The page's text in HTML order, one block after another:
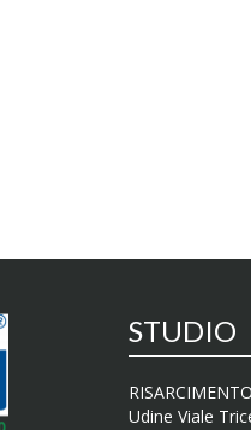
STUDIO
Udine Viale